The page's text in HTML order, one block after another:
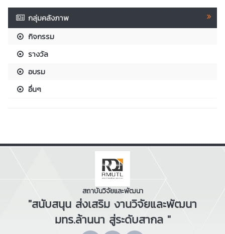
กลุ่มคลังภาพ
กิจกรรม
รางวัล
อบรม
อื่นๆ
สถาบันวิจัยและพัฒนา
"สนับสนุน ส่งเสริม งานวิจัยและพัฒนา
มทร.ล้านนา สู่ระดับสากล "